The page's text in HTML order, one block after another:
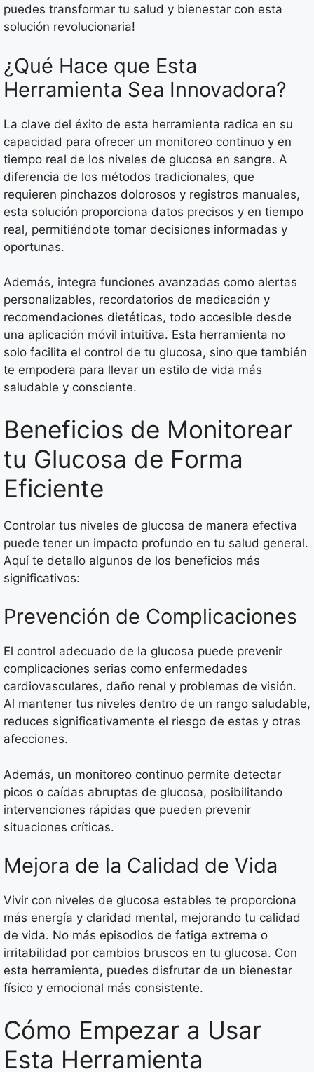
puedes transformar tu salud y bienestar con esta
solución revolucionaria!
¿Qué Hace que Esta
Herramienta Sea Innovadora?
La clave del éxito de esta herramienta radica en su
capacidad para ofrecer un monitoreo continuo y en
tiempo real de los niveles de glucosa en sangre. A
diferencia de los métodos tradicionales, que
requieren pinchazos dolorosos y registros manuales,
esta solución proporciona datos precisos y en tiempo
real, permitiéndote tomar decisiones informadas y
oportunas.
Además, integra funciones avanzadas como alertas
personalizables, recordatorios de medicación y
recomendaciones dietéticas, todo accesible desde
una aplicación móvil intuitiva. Esta herramienta no
solo facilita el control de tu glucosa, sino que también
te empodera para llevar un estilo de vida más
saludable y consciente.
Beneficios de Monitorear
tu Glucosa de Forma
Eficiente
Controlar tus niveles de glucosa de manera efectiva
puede tener un impacto profundo en tu salud general.
Aquí te detallo algunos de los beneficios más
significativos:
Prevención de Complicaciones
El control adecuado de la glucosa puede prevenir
complicaciones serias como enfermedades
cardiovasculares, daño renal y problemas de visión.
Al mantener tus niveles dentro de un rango saludable,
reduces significativamente el riesgo de estas y otras
afecciones.
Además, un monitoreo continuo permite detectar
picos o caídas abruptas de glucosa, posibilitando
intervenciones rápidas que pueden prevenir
situaciones críticas.
Mejora de la Calidad de Vida
Vivir con niveles de glucosa estables te proporciona
más energía y claridad mental, mejorando tu calidad
de vida. No más episodios de fatiga extrema o
irritabilidad por cambios bruscos en tu glucosa. Con
esta herramienta, puedes disfrutar de un bienestar
físico y emocional más consistente.
Cómo Empezar a Usar
Esta Herramienta